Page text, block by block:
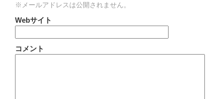
※メールアドレスは公開されません。
Webサイト
コメント